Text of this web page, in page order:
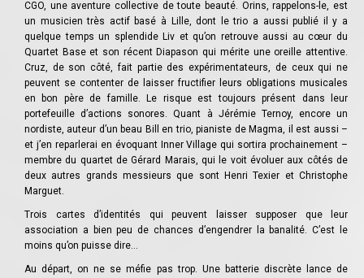
CGO, une aventure collective de toute beauté. Orins, rappelons-le, est
un musicien très actif basé à Lille, dont le trio a aussi publié il y a
quelque temps un splendide Liv et qu’on retrouve aussi au cœur du
Quartet Base et son récent Diapason qui mérite une oreille attentive.
Cruz, de son côté, fait partie des expérimentateurs, de ceux qui ne
peuvent se contenter de laisser fructifier leurs obligations musicales
en bon père de famille. Le risque est toujours présent dans leur
portefeuille d’actions sonores. Quant à Jérémie Ternoy, encore un
nordiste, auteur d’un beau Bill en trio, pianiste de Magma, il est aussi –
et j’en reparlerai en évoquant Inner Village qui sortira prochainement –
membre du quartet de Gérard Marais, qui le voit évoluer aux côtés de
deux autres grands messieurs que sont Henri Texier et Christophe
Marguet.
Trois cartes d’identités qui peuvent laisser supposer que leur
association a bien peu de chances d’engendrer la banalité. C’est le
moins qu’on puisse dire…
Au départ, on ne se méfie pas trop. Une batterie discrète lance de